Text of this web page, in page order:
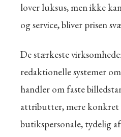
lover luksus, men ikke
og service, bliver prisen
De stærkeste
redaktionelle systemer
handler om faste
attributter, mere
butikspersonale, tydelig